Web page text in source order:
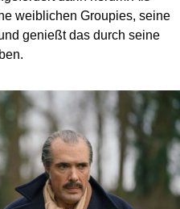
weiblichen Groupies, seine
genießt das durch seine